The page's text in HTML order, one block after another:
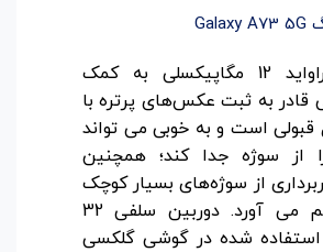
حسگر اولتراواید 12 مگاپیکسلی به کمک
قادر به ثبت عکس‌های پرتره با
قبولی است و به خوبی می تواند
از سوژه جدا کند؛ همچنین
از سوژه‌های بسیار کوچک
را نیز فراهم می آورد. دوربین سلفی 32
استفاده شده در گوشی گلکسی